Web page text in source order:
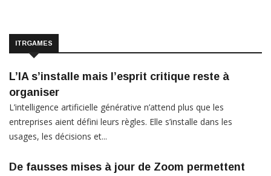
ITRGAMES
L’IA s’installe mais l’esprit critique reste à
organiser
L’intelligence artificielle générative n’attend plus que les
entreprises aient défini leurs règles. Elle s’installe dans les
usages, les décisions et...
De fausses mises à jour de Zoom permettent